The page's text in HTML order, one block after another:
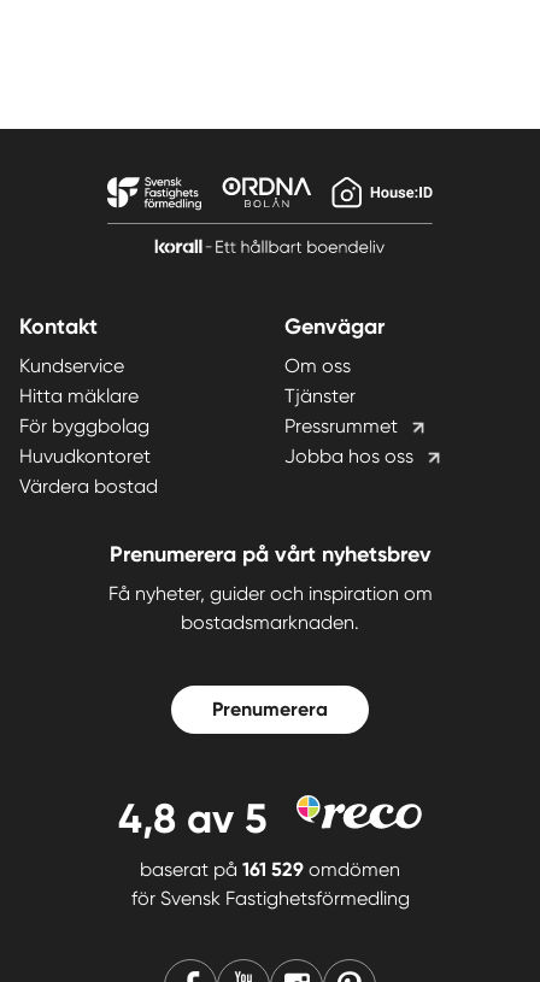
Kontakt
Kundservice
Hitta mäklare
För byggbolag
Huvudkontoret
Värdera bostad
Genvägar
Om oss
Tjänster
Pressrummet
Jobba hos oss
Prenumerera på vårt nyhetsbrev
Få nyheter, guider och inspiration om
bostadsmarknaden.
Prenumerera
4,8 av 5
baserat på 161 529 omdömen
för Svensk Fastighetsförmedling